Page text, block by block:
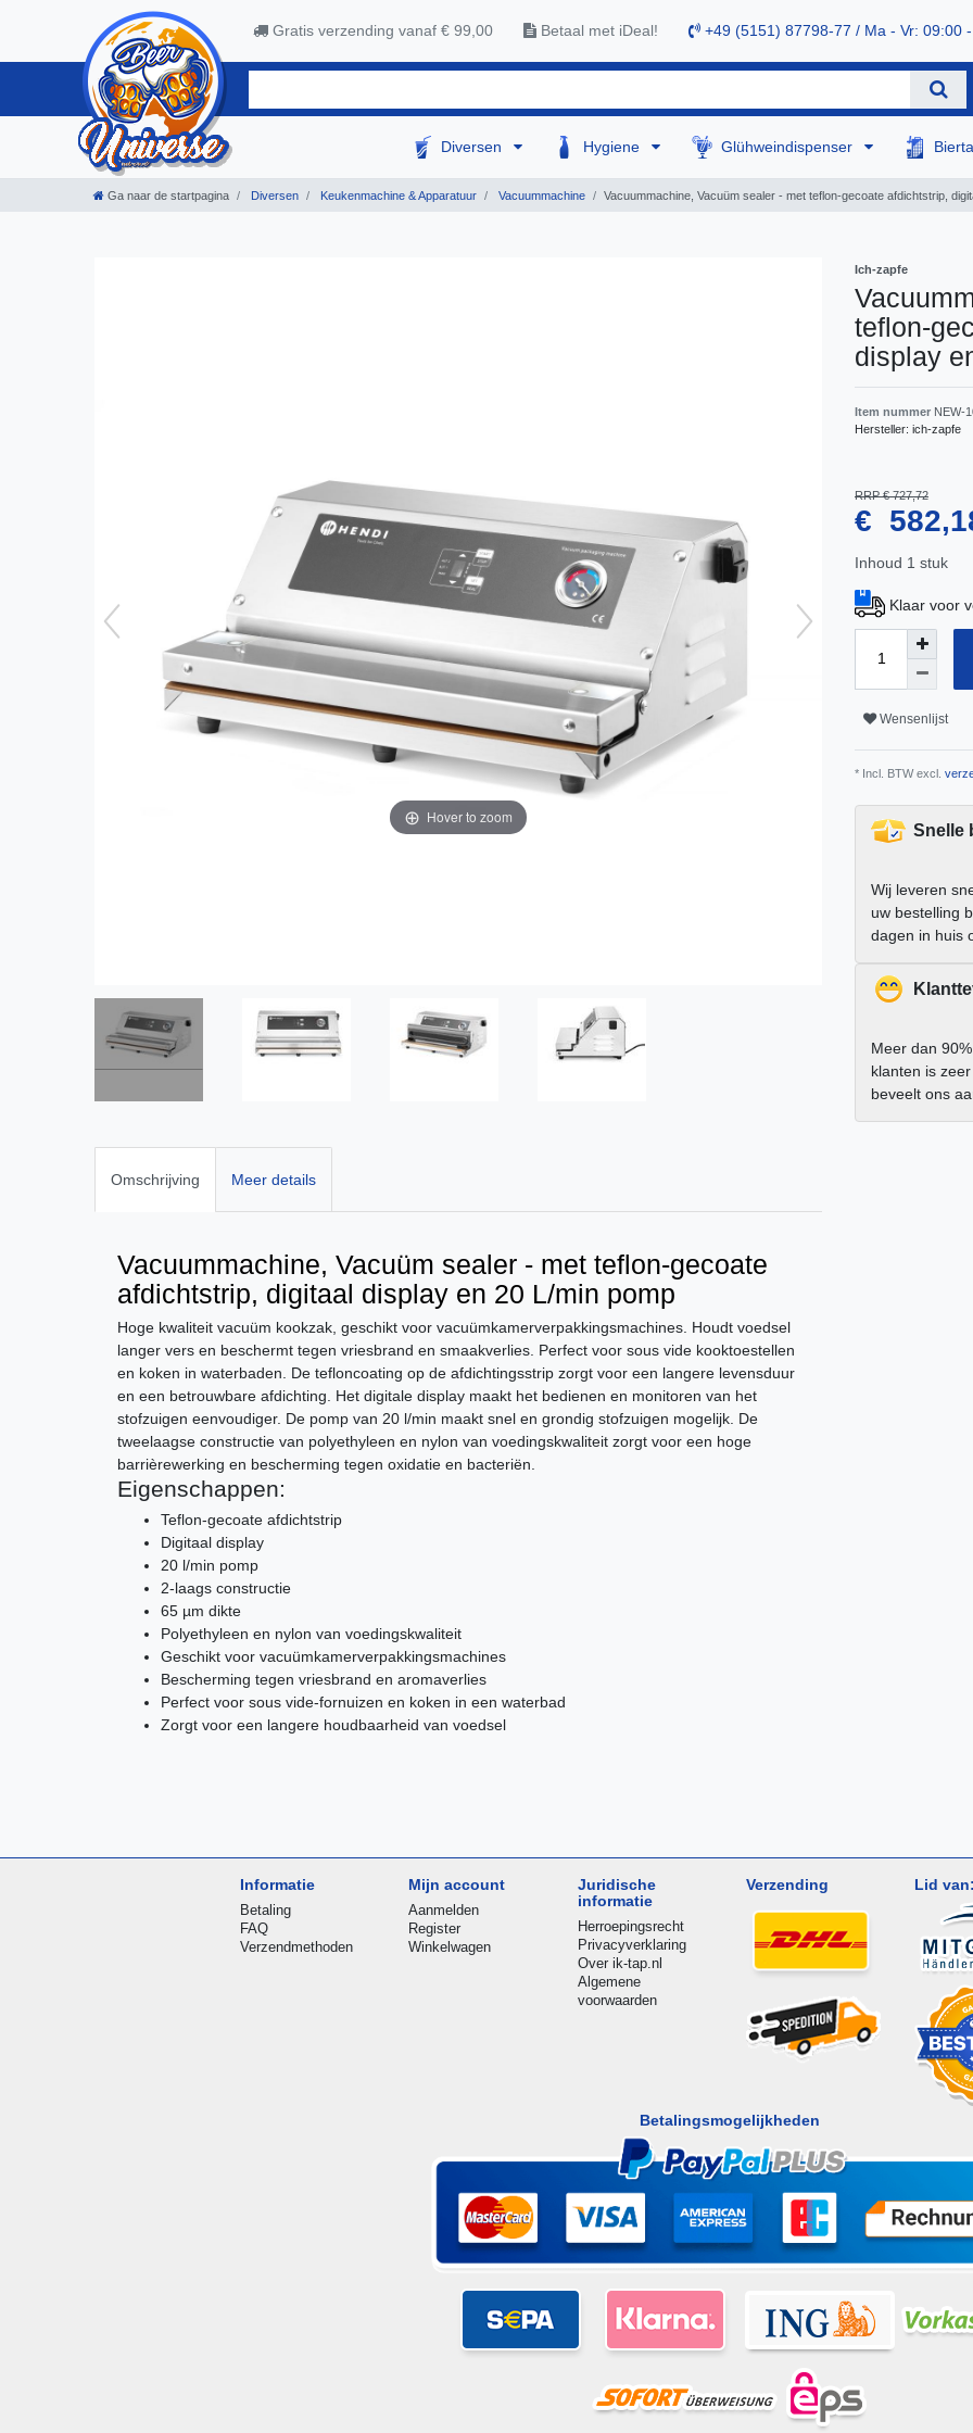
Gratis verzending vanaf € 99,00 Betaal met iDeal! +49 (5151) 87798-77 / Ma - Vr: 09:00
Diversen Hygiene Glühweindispenser
Ga naar de startpagina Diversen Keukenmachine & Apparatuur Vacuummachine Vacuummachine, Vacuüm sealer - met teflon-gecoate afdichtstrip,
Hover to zoom
Omschrijving Meer details
Vacuummachine, Vacuüm sealer - met teflon-gecoate
afdichtstrip, digitaal display en 20 L/min pomp
Hoge kwaliteit vacuüm kookzak, geschikt voor vacuümkamerverpakkingsmachines. Houdt voedsel
langer vers en beschermt tegen vriesbrand en smaakverlies. Perfect voor sous vide kooktoestellen
en koken in waterbaden. De tefloncoating op de afdichtingsstrip zorgt voor een langere levensduur
en een betrouwbare afdichting. Het digitale display maakt het bedienen en monitoren van het
stofzuigen eenvoudiger. De pomp van 20 l/min maakt snel en grondig stofzuigen mogelijk. De
tweelaagse constructie van polyethyleen en nylon van voedingskwaliteit zorgt voor een hoge
barrièrewerking en bescherming tegen oxidatie en bacteriën.
Eigenschappen:
Teflon-gecoate afdichtstrip
Digitaal display
20 l/min pomp
2-laags constructie
65 µm dikte
Polyethyleen en nylon van voedingskwaliteit
Geschikt voor vacuümkamerverpakkingsmachines
Bescherming tegen vriesbrand en aromaverlies
Perfect voor sous vide-fornuizen en koken in een waterbad
Zorgt voor een langere houdbaarheid van voedsel
Ich-zapfe
teflon-
display
Item nummer NEW-
Hersteller: ich-zapfe
RRP € 727,72
€
Inhoud 1 stuk
Klaar voor
Wensenlijst
* Incl. BTW excl.
Snelle
Wij leveren
uw bestelling
dagen in huis
Meer dan
klanten is
beveelt ons
Informatie
Betaling
FAQ
Verzendmethoden
Mijn account
Aanmelden
Register
Winkelwagen
Juridische
informatie
Herroepingsrecht
Privacyverklaring
Over ik-tap.nl
Algemene
voorwaarden
Verzending Lid
Betalingsmogelijkheden